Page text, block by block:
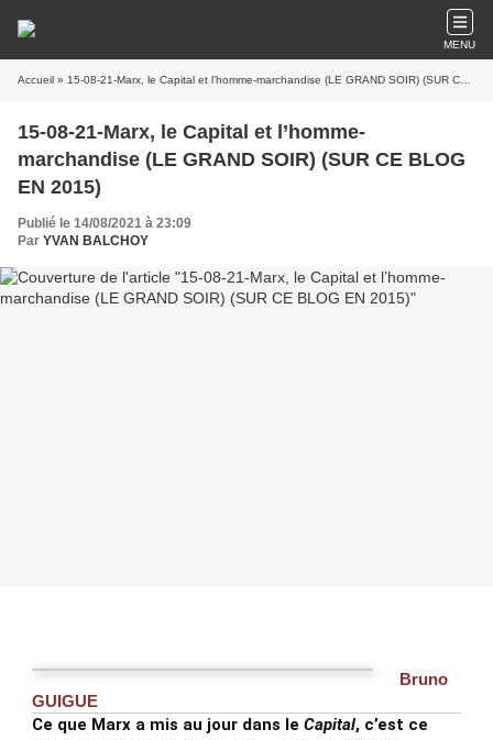
MENU
Accueil » 15-08-21-Marx, le Capital et l’homme-marchandise (LE GRAND SOIR) (SUR CE BLOG EN 2015)
15-08-21-Marx, le Capital et l’homme-
marchandise (LE GRAND SOIR) (SUR CE BLOG
EN 2015)
Publié le 14/08/2021 à 23:09
Par YVAN BALCHOY
Bruno
GUIGUE
Ce que Marx a mis au jour dans le Capital, c’est ce